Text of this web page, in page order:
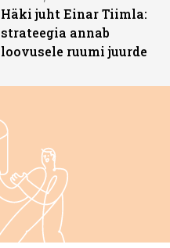
Häki juht Einar Tiimla:
strateegia annab
loovusele ruumi juurde